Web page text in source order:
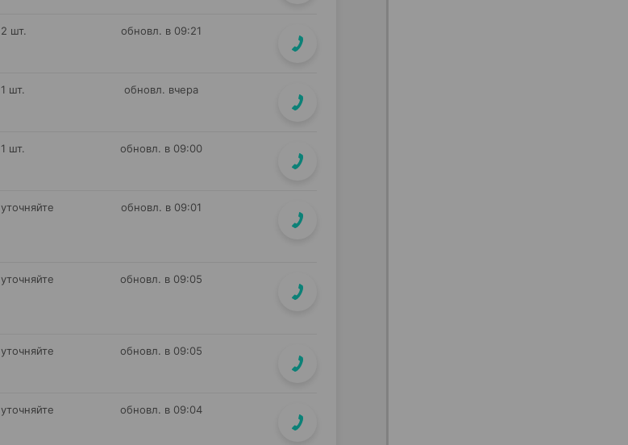
2 шт. обновл. в 09:21
1 шт. обновл. вчера
1 шт. обновл. в 09:00
уточняйте обновл. в 09:01
уточняйте обновл. в 09:05
уточняйте обновл. в 09:05
уточняйте обновл. в 09:04